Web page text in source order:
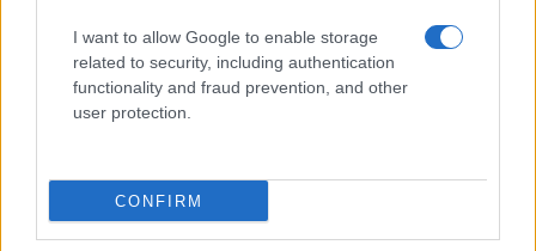
I want to allow Google to enable storage
related to security, including authentication
functionality and fraud prevention, and other
user protection.
CONFIRM